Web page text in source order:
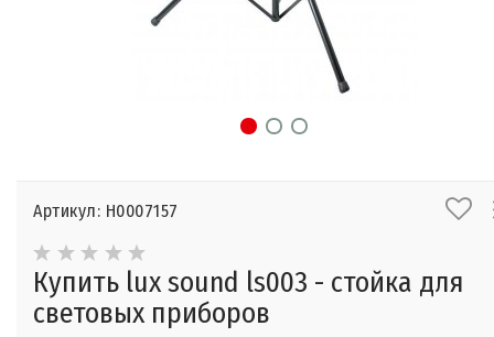
Артикул: Н0007157
Купить lux sound ls003 - стойка для
световых приборов